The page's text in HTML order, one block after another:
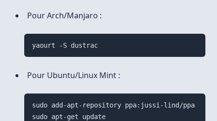
Pour Arch/Manjaro :
yaourt -S dustrac
Pour Ubuntu/Linux Mint :
sudo add-apt-repository ppa:jussi-lind/ppa
sudo apt-get update